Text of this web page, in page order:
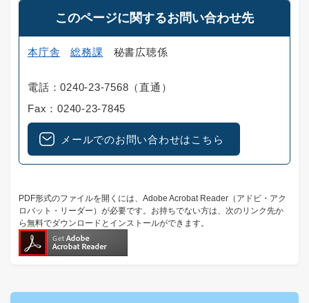
このページに関するお問い合わせ先
本庁舎 総務課 秘書広聴係
電話：0240-23-7568（直通）
Fax：0240-23-7845
メールでのお問い合わせはこちら
PDF形式のファイルを開くには、Adobe Acrobat Reader（アドビ・アク
ロバット・リーダー）が必要です。お持ちでない方は、次のリンク先か
ら無料でダウンロードとインストールができます。